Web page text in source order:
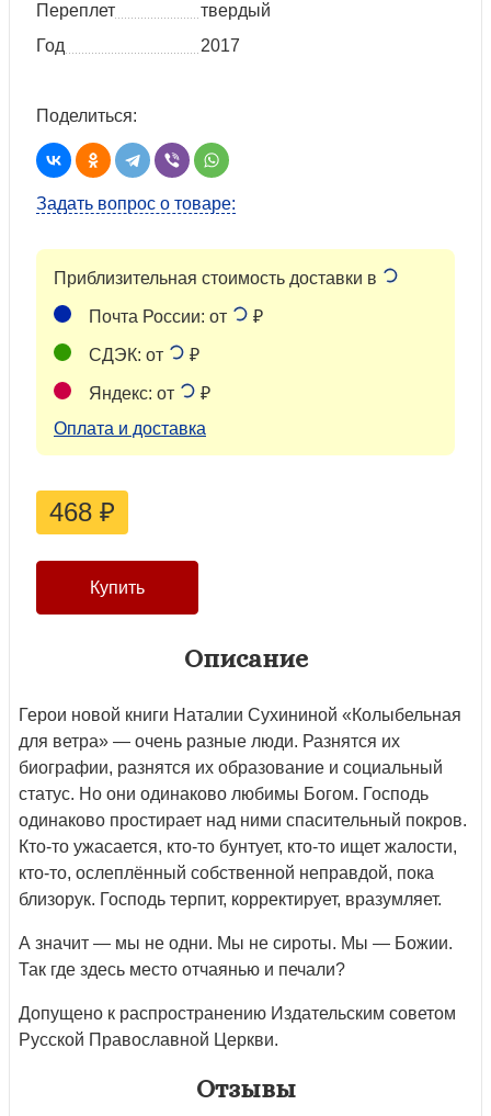
Переплет
твердый
Год
2017
Поделиться:
Задать вопрос о товаре:
Приблизительная стоимость доставки в
Почта России: от ₽
СДЭК: от ₽
Яндекс: от
₽
Оплата и доставка
468 ₽
Описание
Герои новой книги Наталии Сухининой «Колыбельная
для ветра» — очень разные люди. Разнятся их
биографии, разнятся их образование и социальный
статус. Но они одинаково любимы Богом. Господь
одинаково простирает над ними спасительный покров.
Кто-то ужасается, кто-то бунтует, кто-то ищет жалости,
кто-то, ослеплённый собственной неправдой, пока
близорук. Господь терпит, корректирует, вразумляет.
А значит — мы не одни. Мы не сироты. Мы — Божии.
Так где здесь место отчаянью и печали?
Допущено к распространению Издательским советом
Русской Православной Церкви.
Отзывы